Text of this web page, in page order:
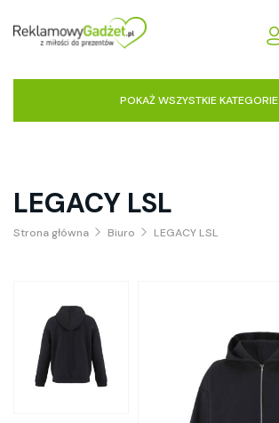
POKAŻ WSZYSTKIE KATEGORIE
LEGACY LSL
Strona główna Biuro LEGACY LSL